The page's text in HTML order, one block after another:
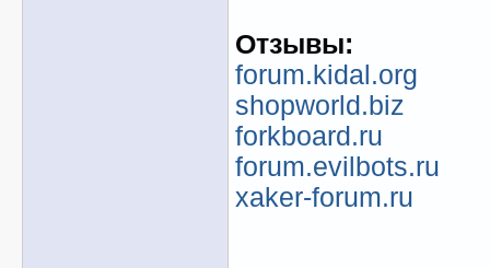
Отзывы:
forum.kidal.org
shopworld.biz
forkboard.ru
forum.evilbots.ru
xaker-forum.ru